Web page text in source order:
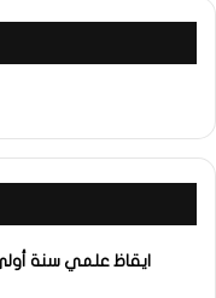
ايقاظ علمي سنة أولى الثلاثي